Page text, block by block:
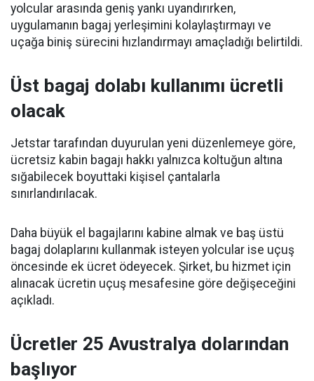
yolcular arasında geniş yankı uyandırırken,
uygulamanın bagaj yerleşimini kolaylaştırmayı ve
uçağa biniş sürecini hızlandırmayı amaçladığı belirtildi.
Üst bagaj dolabı kullanımı ücretli
olacak
Jetstar tarafından duyurulan yeni düzenlemeye göre,
ücretsiz kabin bagajı hakkı yalnızca koltuğun altına
sığabilecek boyuttaki kişisel çantalarla
sınırlandırılacak.
Daha büyük el bagajlarını kabine almak ve baş üstü
bagaj dolaplarını kullanmak isteyen yolcular ise uçuş
öncesinde ek ücret ödeyecek. Şirket, bu hizmet için
alınacak ücretin uçuş mesafesine göre değişeceğini
açıkladı.
Ücretler 25 Avustralya dolarından
başlıyor